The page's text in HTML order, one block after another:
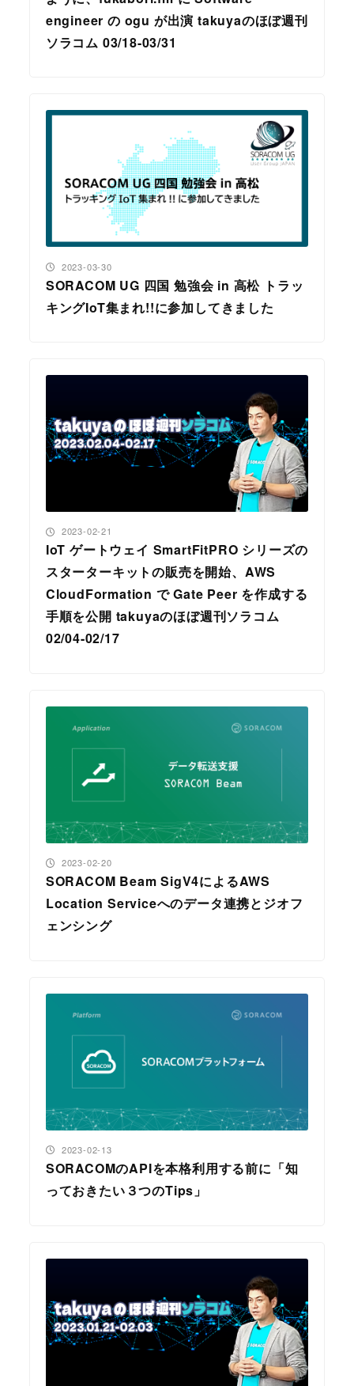
engineer の ogu が出演 takuyaのほぼ週刊
ソラコム 03/18-03/31
SORACOM UG 四国 勉強会 in 高松 トラッ
キングIoT集まれ!!に参加してきました
投稿日
2023-03-30
IoT ゲートウェイ SmartFitPRO シリーズの
スターターキットの販売を開始、AWS
CloudFormation で Gate Peer を作成する
手順を公開 takuyaのほぼ週刊ソラコム
02/04-02/17
投稿日
2023-02-21
SORACOM Beam SigV4によるAWS
Location Serviceへのデータ連携とジオフ
ェンシング
投稿日
2023-02-20
SORACOMのAPIを本格利用する前に「知
っておきたい３つのTips」
投稿日
2023-02-13